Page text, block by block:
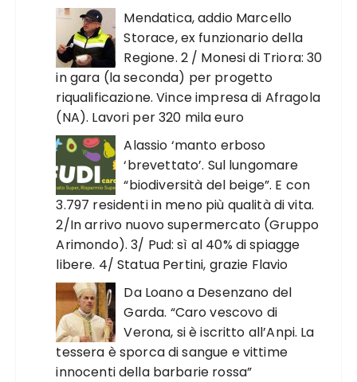
Mendatica, addio Marcello
Storace, ex funzionario della
Regione. 2 / Monesi di Triora: 30
in gara (la seconda) per progetto
riqualificazione. Vince impresa di Afragola
(NA). Lavori per 320 mila euro
Alassio ‘manto erboso
‘brevettato’. Sul lungomare
“biodiversità del beige”. E con
3.797 residenti in meno più qualità di vita.
2/In arrivo nuovo supermercato (Gruppo
Arimondo). 3/ Pud: sì al 40% di spiagge
libere. 4/ Statua Pertini, grazie Flavio
Da Loano a Desenzano del
Garda. “Caro vescovo di
Verona, si è iscritto all’Anpi. La
tessera è sporca di sangue e vittime
innocenti della barbarie rossa”